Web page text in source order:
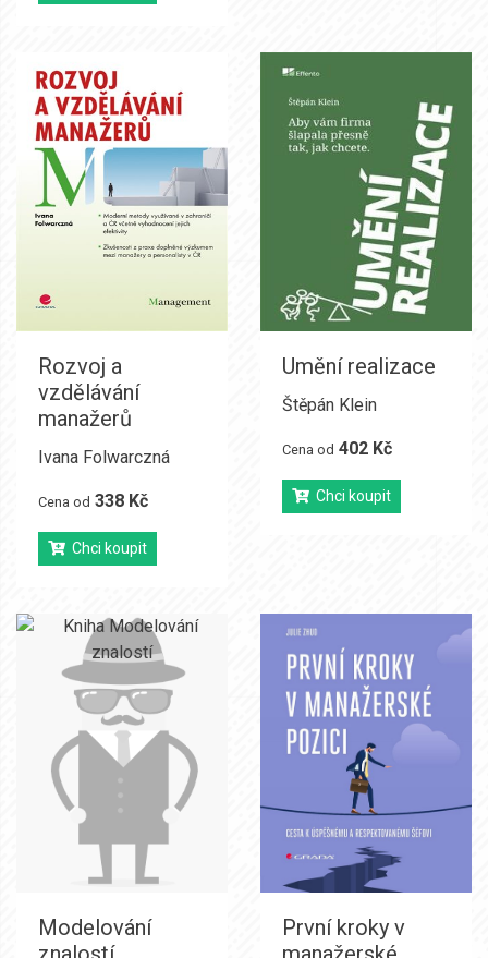
Rozvoj a
vzdělávání
manažerů
Ivana Folwarczná
Cena od 338 Kč
Chci koupit
Umění realizace
Štěpán Klein
Cena od 402 Kč
Chci koupit
Modelování
První kroky v